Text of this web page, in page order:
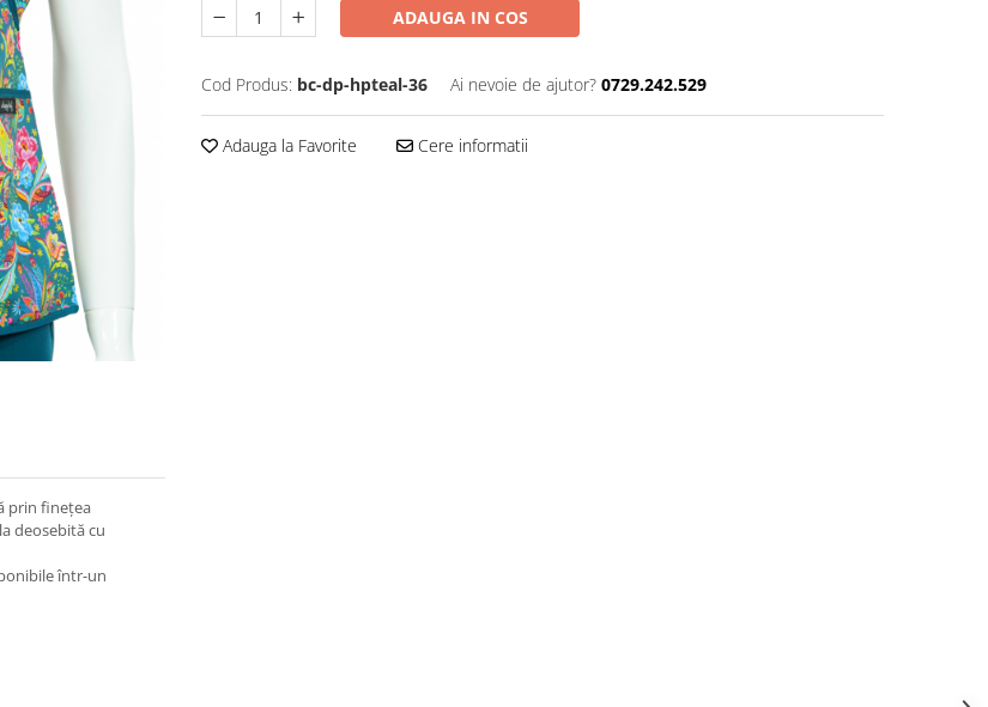
ADAUGA IN COS
Cod Produs: bc-dp-hpteal-36 Ai nevoie de ajutor? 0729.242.529
Adauga la Favorite Cere informatii
prin finețea
deosebită cu
într-un